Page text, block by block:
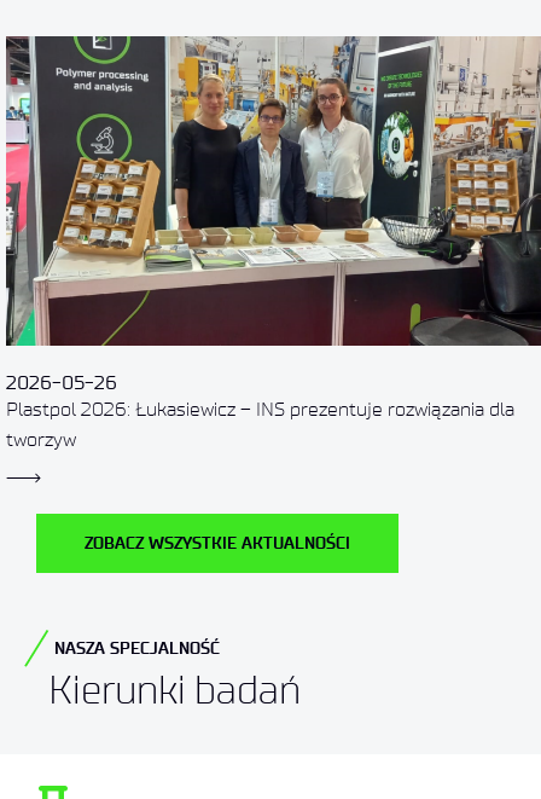
2026-05-26
Plastpol 2026: Łukasiewicz – INS prezentuje rozwiązania dla
tworzyw
ZOBACZ WSZYSTKIE AKTUALNOŚCI
NASZA SPECJALNOŚĆ
Kierunki badań